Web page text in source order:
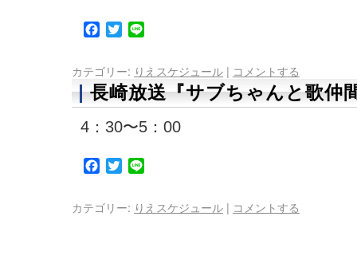
Facebook
Twitter
カテゴリー: りえスケジュール | コメントする
長崎放送『サブちゃんと歌仲
4：30〜5：00
Facebook
Twitter
カテゴリー: りえスケジュール | コメントする